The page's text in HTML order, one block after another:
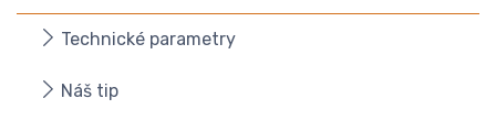
Technické parametry
Náš tip